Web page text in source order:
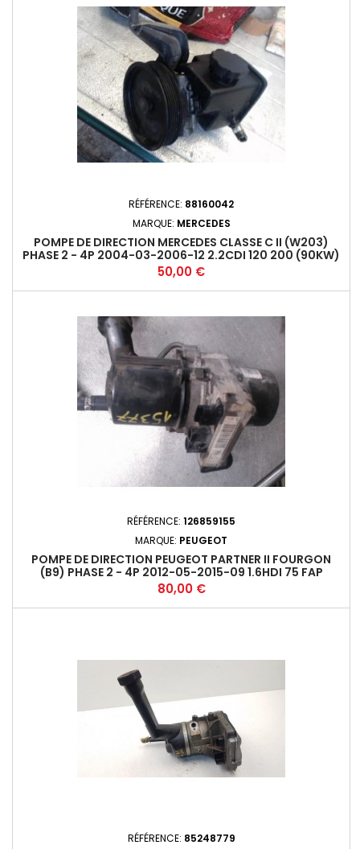
RÉFÉRENCE: 88160042
MARQUE: MERCEDES
POMPE DE DIRECTION MERCEDES CLASSE C II (W203)
PHASE 2 - 4P 2004-03-2006-12 2.2CDI 120 200 (90KW)
- 646962*
Prix
50,00 €
RÉFÉRENCE: 126859155
MARQUE: PEUGEOT
POMPE DE DIRECTION PEUGEOT PARTNER II FOURGON
(B9) PHASE 2 - 4P 2012-05-2015-09 1.6HDI 75 FAP
(55KW) - 9HN/9H06 / DV6E - M5+
Prix
80,00 €
RÉFÉRENCE: 85248779